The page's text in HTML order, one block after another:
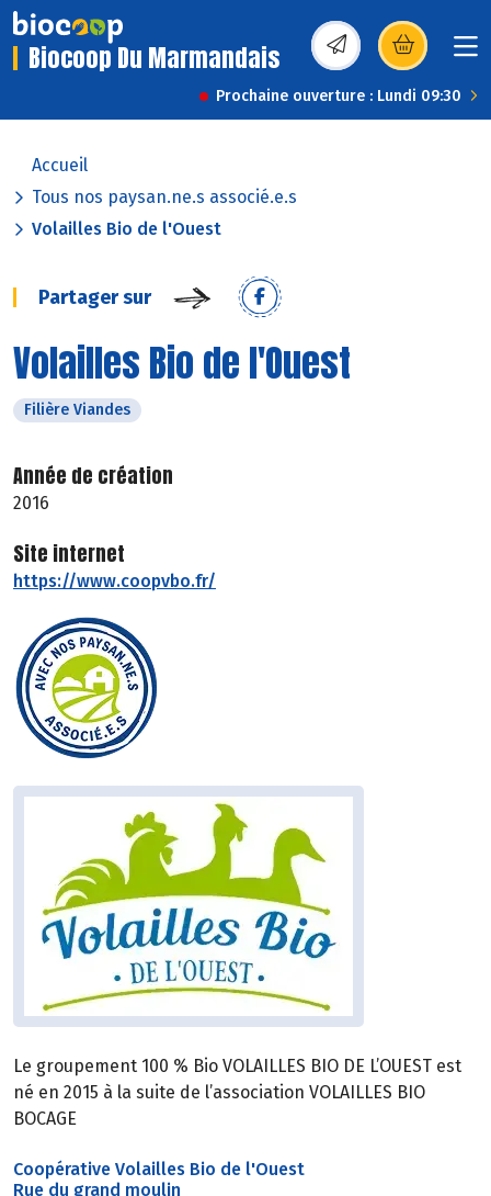
Biocoop Du Marmandais (s’ouvre dans une
Prochaine ouverture : Lundi 09:30
Accueil
Tous nos paysan.ne.s associé.e.s
Volailles Bio de l'Ouest
Partager sur
Volailles Bio de l'Ouest
Filière Viandes
Année de création
2016
Site internet
https://www.coopvbo.fr/
Le groupement 100 % Bio VOLAILLES BIO DE L’OUEST est
né en 2015 à la suite de l’association VOLAILLES BIO
BOCAGE
Coopérative Volailles Bio de l'Ouest
Rue du grand moulin